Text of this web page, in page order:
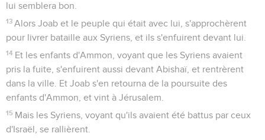
lui semblera bon.
13 Alors Joab et le peuple qui était avec lui, s'approchèrent
pour livrer bataille aux Syriens, et ils s'enfuirent devant lui.
14 Et les enfants d'Ammon, voyant que les Syriens avaient
pris la fuite, s'enfuirent aussi devant Abishaï, et rentrèrent
dans la ville. Et Joab s'en retourna de la poursuite des
enfants d'Ammon, et vint à Jérusalem.
15 Mais les Syriens, voyant qu'ils avaient été battus par ceux
d'Israël, se rallièrent.